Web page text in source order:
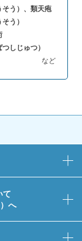
そう）、類天疱
う）
しじゅつ）
など
て
へ